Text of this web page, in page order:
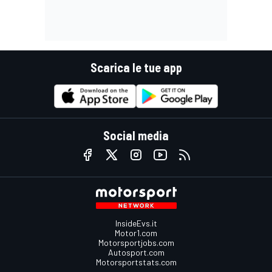
Scarica le tue app
Social media
InsideEvs.it
Motor1.com
Motorsportjobs.com
Autosport.com
Motorsportstats.com